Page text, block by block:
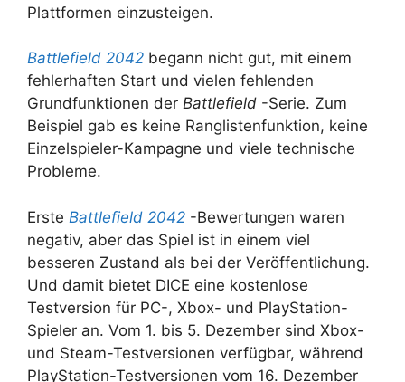
Plattformen einzusteigen.
Battlefield 2042 begann nicht gut, mit einem
fehlerhaften Start und vielen fehlenden
Grundfunktionen der Battlefield -Serie. Zum
Beispiel gab es keine Ranglistenfunktion, keine
Einzelspieler-Kampagne und viele technische
Probleme.
Erste Battlefield 2042 -Bewertungen waren
negativ, aber das Spiel ist in einem viel
besseren Zustand als bei der Veröffentlichung.
Und damit bietet DICE eine kostenlose
Testversion für PC-, Xbox- und PlayStation-
Spieler an. Vom 1. bis 5. Dezember sind Xbox-
und Steam-Testversionen verfügbar, während
PlayStation-Testversionen vom 16. Dezember